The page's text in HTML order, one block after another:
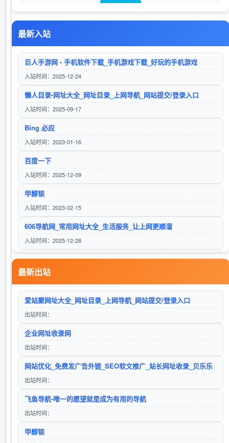
笛链导航
六零导航
柒零导航网
捌零导航
最新入站
巨人手游网 - 手机软件下载_手机游戏下载_好玩的手机游戏
入站时间：2025-12-24
懒人目录-网址大全_网址目录_上网导航_网站提交/登录入口
入站时间：2025-09-17
Bing 必应
入站时间：2023-01-16
百度一下
入站时间：2025-12-09
甲醇钡
入站时间：2023-02-15
606导航网_常用网址大全_生活服务_让上网更顺溜
入站时间：2025-12-28
微软Bing搜索
入站时间：2023-01-17
24小时秒收录网址导航 - 24小时链,网址推广,网址收录,网址推广,网址登陆,外链,友情链接网
入站时间：2025-06-15
入站时间：2023-01-16
入站时间：2023-01-17
入站时间：2025-12-01
入站时间：2026-01-11
最新出站
爱站聚网址大全_网址目录_上网导航_网站提交/登录入口
出站时间：
企业网址收录网
出站时间：
网站优化_免费发广告外链_SEO软文推广_站长网址收录_贝乐乐
出站时间：
飞鱼导航-唯一的愿望就是成为有用的导航
出站时间：
甲醇钡